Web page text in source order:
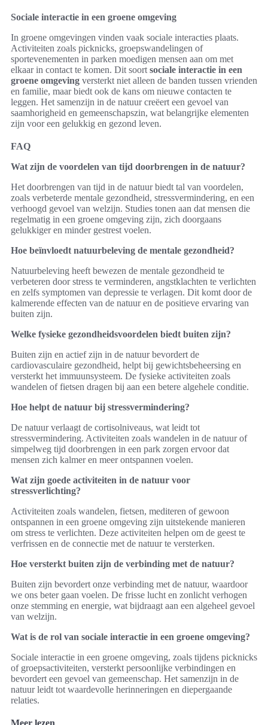
Sociale interactie in een groene omgeving
In groene omgevingen vinden vaak sociale interacties plaats.
Activiteiten zoals picknicks, groepswandelingen of
sportevenementen in parken moedigen mensen aan om met
elkaar in contact te komen. Dit soort sociale interactie in een
groene omgeving versterkt niet alleen de banden tussen vrienden
en familie, maar biedt ook de kans om nieuwe contacten te
leggen. Het samenzijn in de natuur creëert een gevoel van
saamhorigheid en gemeenschapszin, wat belangrijke elementen
zijn voor een gelukkig en gezond leven.
FAQ
Wat zijn de voordelen van tijd doorbrengen in de natuur?
Het doorbrengen van tijd in de natuur biedt tal van voordelen,
zoals verbeterde mentale gezondheid, stressvermindering, en een
verhoogd gevoel van welzijn. Studies tonen aan dat mensen die
regelmatig in een groene omgeving zijn, zich doorgaans
gelukkiger en minder gestrest voelen.
Hoe beïnvloedt natuurbeleving de mentale gezondheid?
Natuurbeleving heeft bewezen de mentale gezondheid te
verbeteren door stress te verminderen, angstklachten te verlichten
en zelfs symptomen van depressie te verlagen. Dit komt door de
kalmerende effecten van de natuur en de positieve ervaring van
buiten zijn.
Welke fysieke gezondheidsvoordelen biedt buiten zijn?
Buiten zijn en actief zijn in de natuur bevordert de
cardiovasculaire gezondheid, helpt bij gewichtsbeheersing en
versterkt het immuunsysteem. De fysieke activiteiten zoals
wandelen of fietsen dragen bij aan een betere algehele conditie.
Hoe helpt de natuur bij stressvermindering?
De natuur verlaagt de cortisolniveaus, wat leidt tot
stressvermindering. Activiteiten zoals wandelen in de natuur of
simpelweg tijd doorbrengen in een park zorgen ervoor dat
mensen zich kalmer en meer ontspannen voelen.
Wat zijn goede activiteiten in de natuur voor
stressverlichting?
Activiteiten zoals wandelen, fietsen, mediteren of gewoon
ontspannen in een groene omgeving zijn uitstekende manieren
om stress te verlichten. Deze activiteiten helpen om de geest te
verfrissen en de connectie met de natuur te versterken.
Hoe versterkt buiten zijn de verbinding met de natuur?
Buiten zijn bevordert onze verbinding met de natuur, waardoor
we ons beter gaan voelen. De frisse lucht en zonlicht verhogen
onze stemming en energie, wat bijdraagt aan een algeheel gevoel
van welzijn.
Wat is de rol van sociale interactie in een groene omgeving?
Sociale interactie in een groene omgeving, zoals tijdens picknicks
of groepsactiviteiten, versterkt persoonlijke verbindingen en
bevordert een gevoel van gemeenschap. Het samenzijn in de
natuur leidt tot waardevolle herinneringen en diepergaande
relaties.
Meer lezen